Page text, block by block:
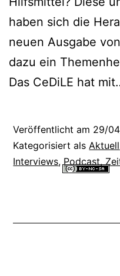
haben sich die
neuen Ausgabe
dazu ein
Das CeDiLE hat
Veröffentlicht am 29/
Kategorisiert als Aktuell
Interviews, Podcast,